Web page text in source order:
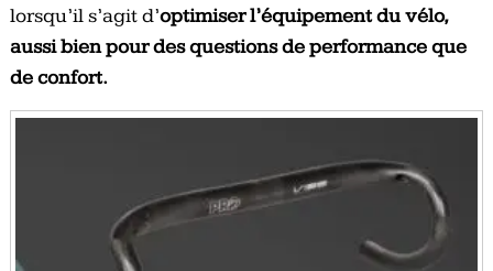
lorsqu’il s’agit d’optimiser l’équipement du vélo,
aussi bien pour des questions de performance que
de confort.